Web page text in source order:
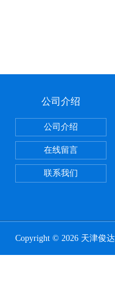
公司介绍
公司介绍
在线留言
联系我们
Copyright © 2026 天津俊